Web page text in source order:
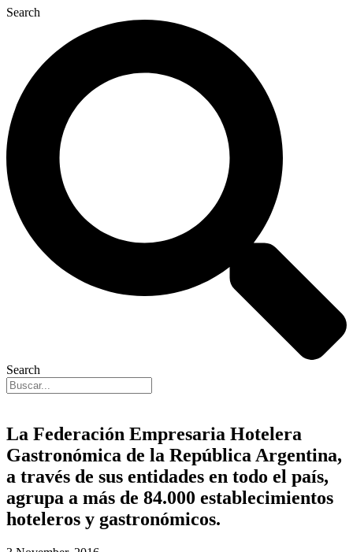
Search
Search
La Federación Empresaria Hotelera
Gastronómica de la República Argentina,
a través de sus entidades en todo el país,
agrupa a más de 84.000 establecimientos
hoteleros y gastronómicos.